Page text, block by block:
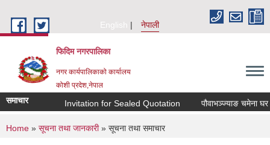
English
नेपाली
फिदिम नगरपालिका
नगर कार्यपालिकाको कार्यालय
कोशी प्रदेश,नेपाल
समाचार Invitation for Sealed Quotation पौवाभञ्ज्याङ चमेना घर
You are here
Home » सूचना तथा जानकारी» सूचना तथा समाचार